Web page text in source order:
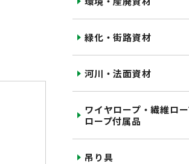
緑化・街路資材
河川・法面資材
ワイヤロープ・繊維ロー
ロープ付属品
吊り具